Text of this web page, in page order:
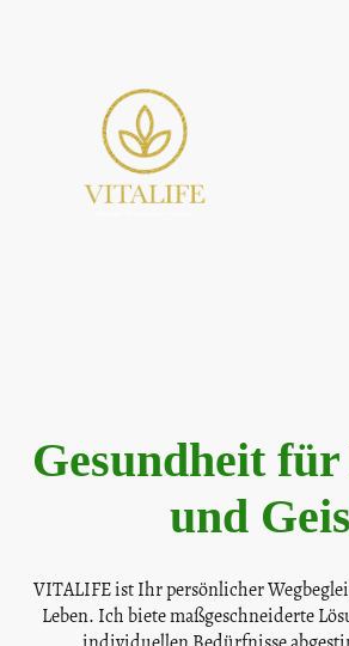
Gesundheit
und
VITALIFE ist Ihr persönlicher
Leben. Ich biete maßgeschneiderte